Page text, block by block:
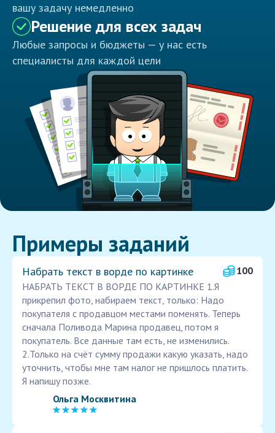
вашу задачу немедленно
Решение для всех задач
Любые запросы и бюджеты — у нас есть
специалисты для каждой цели
Примеры заданий
Набрать текст в ворде по картинке
100
НАБРАТЬ ТЕКСТ В ВОРДЕ ПО КАРТИНКЕ 1.Я
прикрепил фото, набираем текст, только: Надо
покупателя с продавцом местами поменять. Теперь
сначала Поливода Марина продавец, потом я
покупатель. Все данные там есть, не изменились.
2.Только на счёт сумму продажи какую указать, надо
уточнить, чтобы мне там налог не пришлось платить.
Я напишу позже.
Ольга Москвитина